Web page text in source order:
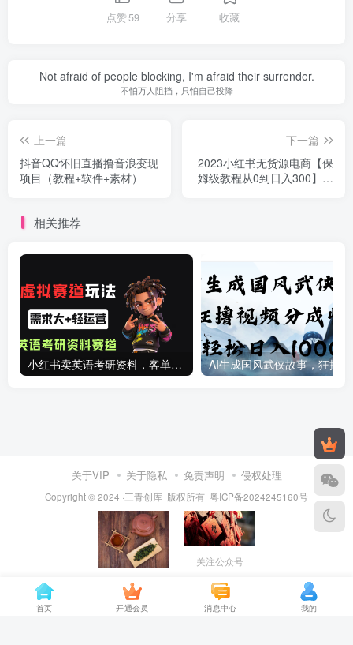
点赞59 分享 收藏
Not afraid of people blocking, I'm afraid their surrender.
不怕万人阻挡，只怕自己投降
上一篇
抖音QQ怀旧直播撸音浪变现
项目（教程+软件+素材）
下一篇
2023小红书无货源电商【保
姆级教程从0到日入300】爆
相关推荐
小红书卖英语考研资料，客单价9.9，250天卖了16w!
关于VIP 关于隐私 免责声明 侵权处理
Copyright © 2024 ·三青创库 版权所有 粤ICP备2024245160号
保存图片，打开
VX扫一扫添加
关注公众号
首页 开通会员 消息中心 我的